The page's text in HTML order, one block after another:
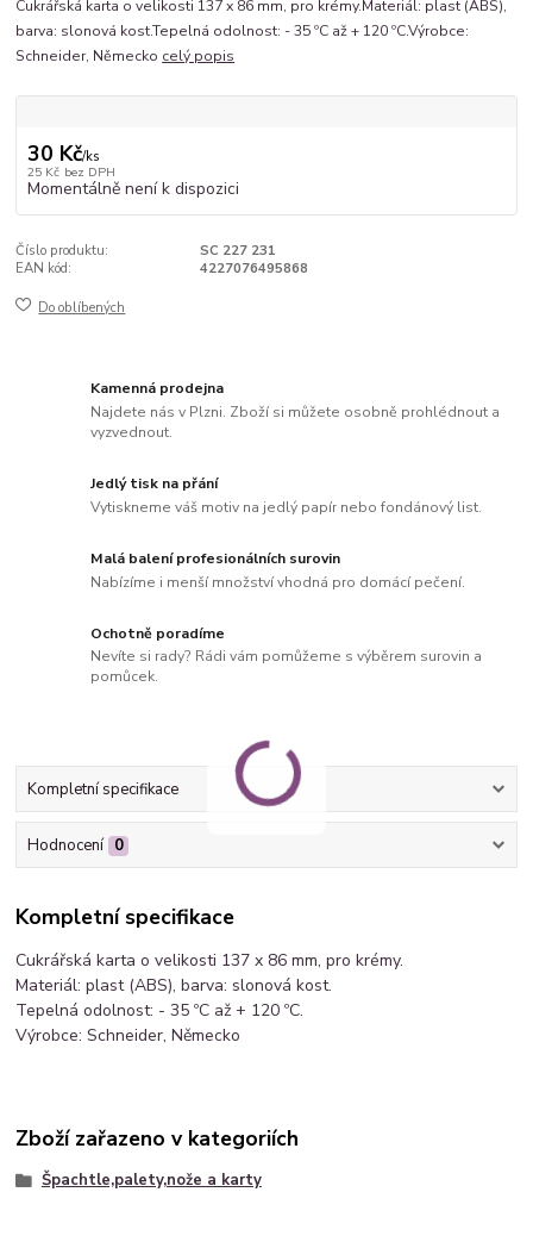
Cukrářská karta o velikosti 137 x 86 mm, pro krémy.Materiál: plast (ABS),
barva: slonová kost.Tepelná odolnost: - 35 ºC až + 120 ºC.Výrobce:
Schneider, Německo celý popis
30 Kč/ks
25 Kč bez DPH
Momentálně není k dispozici
Číslo produktu:
SC 227 231
EAN kód:
4227076495868
Do oblíbených
Kamenná prodejna
Najdete nás v Plzni. Zboží si můžete osobně prohlédnout a
vyzvednout.
Jedlý tisk na přání
Vytiskneme váš motiv na jedlý papír nebo fondánový list.
Malá balení profesionálních surovin
Nabízíme i menší množství vhodná pro domácí pečení.
Ochotně poradíme
Nevíte si rady? Rádi vám pomůžeme s výběrem surovin a
pomůcek.
Kompletní specifikace
Hodnocení 0
Kompletní specifikace
Cukrářská karta o velikosti 137 x 86 mm, pro krémy.
Materiál: plast (ABS), barva: slonová kost.
Tepelná odolnost: - 35 ºC až + 120 ºC.
Výrobce: Schneider, Německo
Zboží zařazeno v kategoriích
Špachtle,palety,nože a karty